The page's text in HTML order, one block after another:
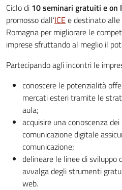
Ciclo di 10 seminari gratuiti e on
promosso dall’ICEe destinato alle
Romagna per migliorare le
imprese sfruttando al meglio il
Partecipando agli incontri le
conoscere le potenzialità
mercati esteri tramite le
aula;
acquisire una conoscenza
comunicazione digitale
comunicazione;
delineare le linee di sviluppo
avvalga degli strumenti
web.